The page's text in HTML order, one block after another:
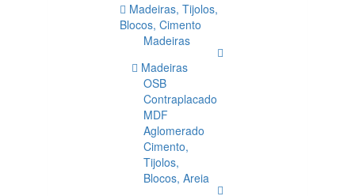
Madeiras, Tijolos,
Blocos, Cimento
Madeiras
Madeiras
OSB
Contraplacado
MDF
Aglomerado
Cimento,
Tijolos,
Blocos, Areia